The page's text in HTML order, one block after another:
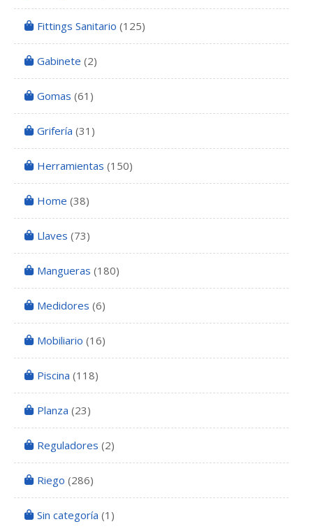
Fittings Sanitario (125)
Gabinete (2)
Gomas (61)
Grifería (31)
Herramientas (150)
Home (38)
Llaves (73)
Mangueras (180)
Medidores (6)
Mobiliario (16)
Piscina (118)
Planza (23)
Reguladores (2)
Riego (286)
Sin categoría (1)